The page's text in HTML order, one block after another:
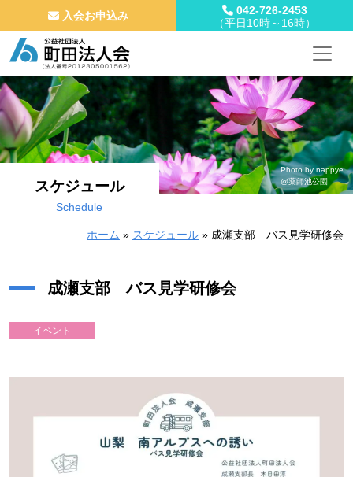
コンテンツへスキップ
メインナビゲーション
入会お申込み
042-726-2453
（平日10時～16時）
スケジュール
Schedule
Photo by nappye
@薬師池公園
ホーム » スケジュール » 成瀬支部 バス見学研修会
成瀬支部 バス見学研修会
イベント